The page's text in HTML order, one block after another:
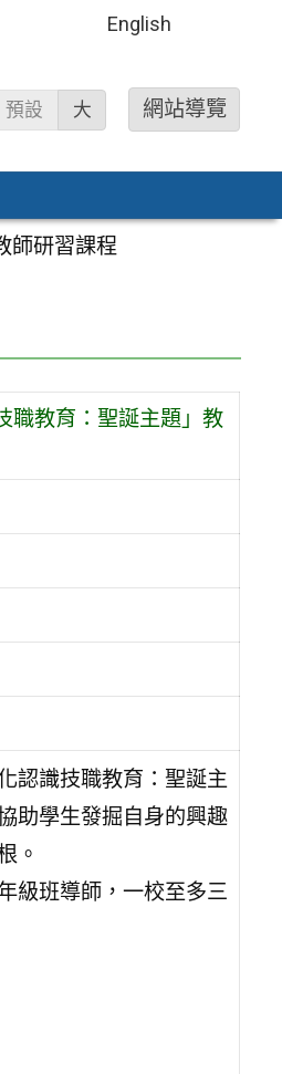
English
預設 大 網站導覽
師研習課程
職教育：聖誕主題」教
認識技職教育：聖誕主
助學生發掘自身的興趣
。
級班導師，一校至多三